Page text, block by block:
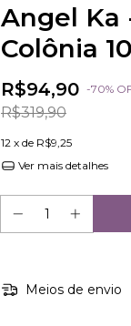
Angel Ka
Colônia
R$94,90 -70%
R$319,90
12 x de R$9,25
Ver mais detalhes
Meios de envio